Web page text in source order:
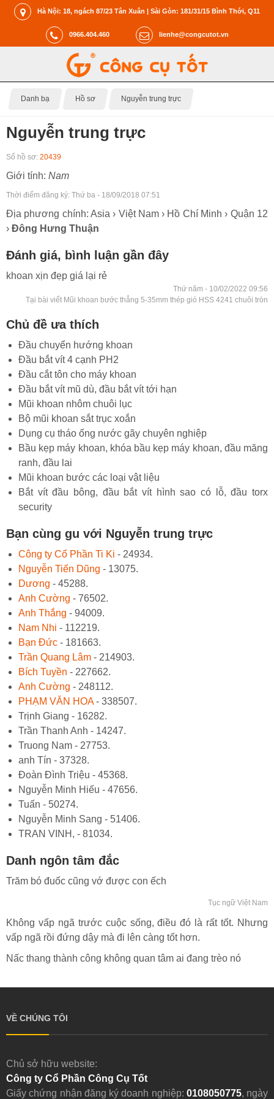
Hà Nội: 18, ngách 87/23 Tân Xuân | Sài Gòn: 181/31/15 Bình Thới, Q11
0966.404.460 lienhe@congcutot.vn
Danh bạ Hồ sơ Nguyễn trung trực
Nguyễn trung trực
Số hồ sơ: 20439
Giới tính: Nam
Thời điểm đăng ký: Thứ ba - 18/09/2018 07:51
Địa phương chính: Asia › Việt Nam › Hồ Chí Minh › Quận 12
› Đông Hưng Thuận
Đánh giá, bình luận gần đây
khoan xịn đẹp giá lại rẻ
Thứ năm - 10/02/2022 09:56
Tại bài viết Mũi khoan bước thẳng 5-35mm thép gió HSS 4241 chuôi tròn
Chủ đề ưa thích
Đầu chuyển hướng khoan
Đầu bắt vít 4 cạnh PH2
Đầu cắt tôn cho máy khoan
Đầu bắt vít mũ dù, đầu bắt vít tới hạn
Mũi khoan nhôm chuôi lục
Bộ mũi khoan sắt trục xoắn
Dụng cụ tháo ống nước gãy chuyên nghiệp
Bầu kẹp máy khoan, khóa bầu kẹp máy khoan, đầu măng
ranh, đầu lai
Mũi khoan bước các loại vật liệu
Bắt vít đầu bông, đầu bắt vít hình sao có lỗ, đầu torx
security
Bạn cùng gu với Nguyễn trung trực
Công ty Cổ Phần Ti Ki - 24934.
Nguyễn Tiến Dũng - 13075.
Dương - 45288.
Anh Cường - 76502.
Anh Thắng - 94009.
Nam Nhi - 112219.
Bạn Đức - 181663.
Trần Quang Lâm - 214903.
Bích Tuyền - 227662.
Anh Cường - 248112.
PHẠM VĂN HOA- 338507.
Trịnh Giang - 16282.
Trần Thanh Anh - 14247.
Truong Nam - 27753.
anh Tín - 37328.
Đoàn Đình Triệu - 45368.
Nguyễn Minh Hiếu - 47656.
Tuấn - 50274.
Nguyễn Minh Sang - 51406.
TRAN VINH, - 81034.
Danh ngôn tâm đắc
Trăm bó đuốc cũng vớ được con ếch
Tục ngữ Việt Nam
Không vấp ngã trước cuộc sống, điều đó là rất tốt. Nhưng
vấp ngã rồi đứng dậy mà đi lên càng tốt hơn.
Nấc thang thành công không quan tâm ai đang trèo nó
VỀ CHÚNG TÔI
Chủ sở hữu website:
Công ty Cổ Phần Công Cụ Tốt
Giấy chứng nhận đăng ký doanh nghiệp: 0108050775, ngày